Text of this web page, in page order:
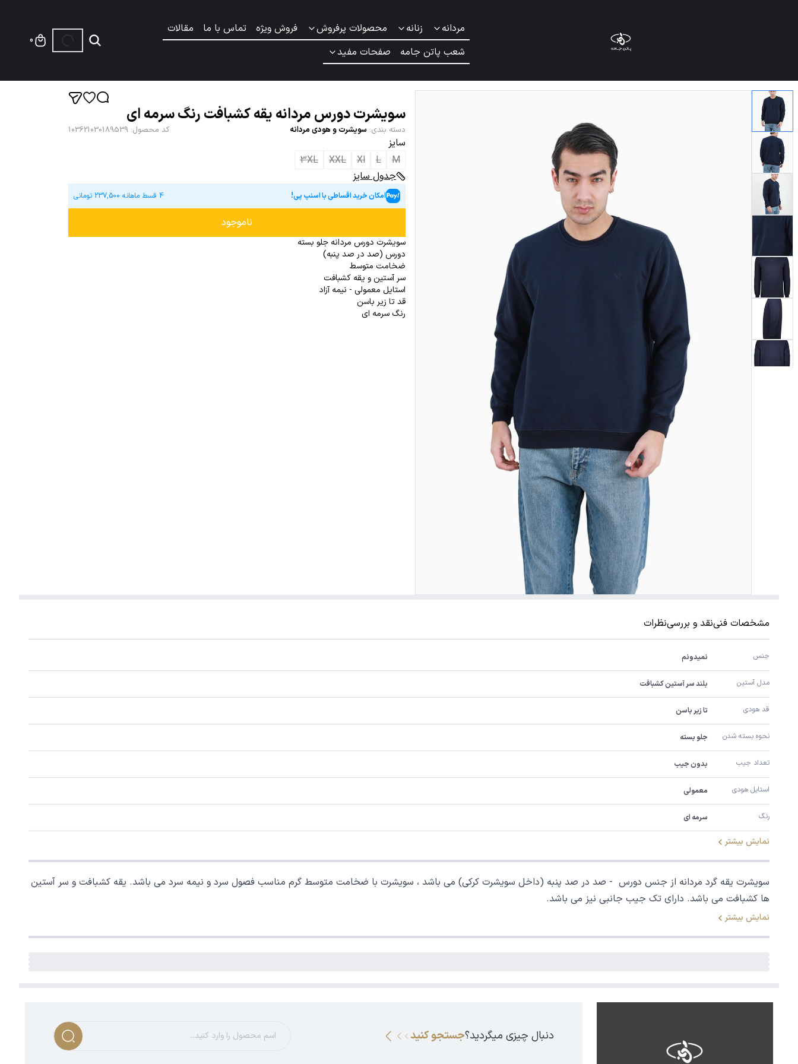
مردانه زنانه محصولات پرفروش فروش ویژه تماس با ما
مقالات
شعب پاتن جامه
صفحات مفید
0
سویشرت دورس مردانه یقه کشبافت رنگ سرمه ای
دسته بندی: سویشرت و هودی مردانه کد محصول:
103621030189539
سایز
M
L
Xl
XXL
3XL
جدول سایز
امکان خرید اقساطی با اسنپ پی! 4 قسط ماهانه 237,500 تومانی
ناموجود
سویشرت دورس مردانه جلو بسته
دورس (صد در صد پنبه)
ضخامت متوسط
سر آستین و یقه کشبافت
استایل معمولی - نیمه آزاد
قد تا زیر باسن
رنگ سرمه ای
مشخصات فنینقد و بررسینظرات
جنس نمیدونم
مدل آستین بلند سر آستین کشبافت
قد هودی تا زیر باسن
نحوه بسته شدن جلو بسته
تعداد جیب بدون جیب
استایل هودی معمولی
رنگ سرمه ای
نمایش بیشتر
سویشرت یقه گرد مردانه از جنس دورس - صد در صد پنبه (داخل سویشرت کرکی) می باشد ، سویشرت با ضخامت متوسط گرم مناسب فصول سرد و نیمه سرد می باشد. یقه کشبافت و سر آستین
ها کشبافت می باشد. دارای تک جیب جانبی نیز می باشد.
نمایش بیشتر
دنبال چیزی میگردید؟جستجو کنید